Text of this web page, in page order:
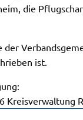
die
der
ist.
Kreisverwaltung